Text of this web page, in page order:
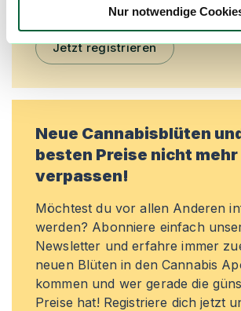
Nur notwendige
exklusive Angebote zu erhalten!
Jetzt registrieren
Neue Cannabisblüten
besten Preise nicht mehr
verpassen!
Möchtest du vor allen Anderen
werden? Abonniere einfach
Newsletter und erfahre immer
neuen Blüten in den Cannabis
kommen und wer gerade die
Preise hat! Registriere dich jetzt